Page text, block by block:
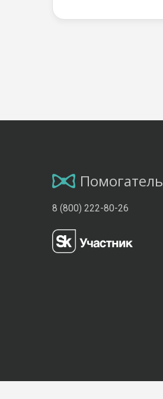
Помогатель
8 (800) 222-80-26